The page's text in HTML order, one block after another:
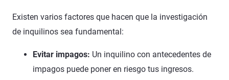
Existen varios factores que hacen que la investigación
de inquilinos sea fundamental:
Evitar impagos: Un inquilino con antecedentes de
impagos puede poner en riesgo tus ingresos.